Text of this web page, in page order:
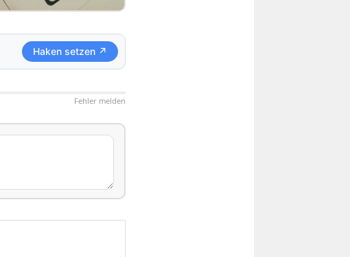
Haken setzen ↗
Fehler melden